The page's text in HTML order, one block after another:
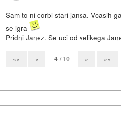
Sam to ni dorbi stari jansa. Vcasih
se igra
Pridni Janez. Se uci od velikega
«« « 4 / 10 » »»